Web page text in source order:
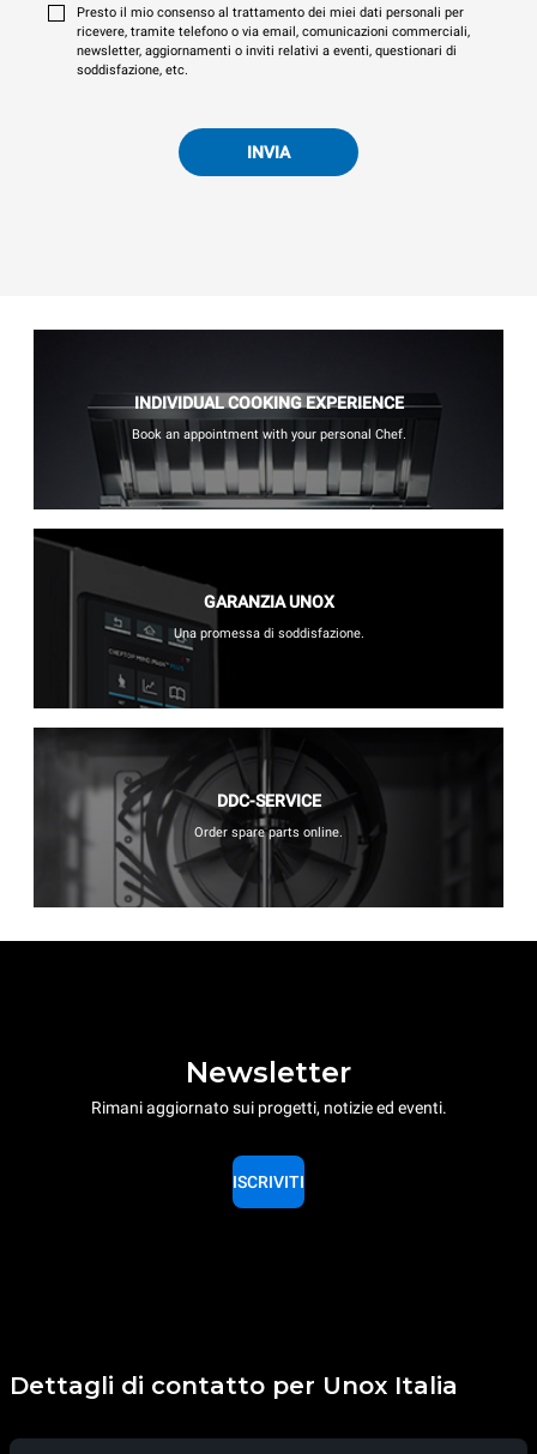
Presto il mio consenso al trattamento dei miei dati personali per
ricevere, tramite telefono o via email, comunicazioni commerciali,
newsletter, aggiornamenti o inviti relativi a eventi, questionari di
soddisfazione, etc.
INVIA
INDIVIDUAL COOKING EXPERIENCE
Book an appointment with your personal Chef.
GARANZIA UNOX
Una promessa di soddisfazione.
DDC-SERVICE
Order spare parts online.
Newsletter
Rimani aggiornato sui progetti, notizie ed eventi.
ISCRIVITI
Dettagli di contatto per Unox Italia